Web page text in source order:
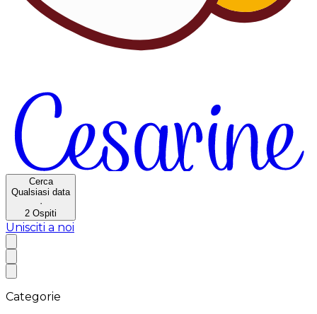
Cerca
Qualsiasi data
·
2 Ospiti
Unisciti a noi
Categorie